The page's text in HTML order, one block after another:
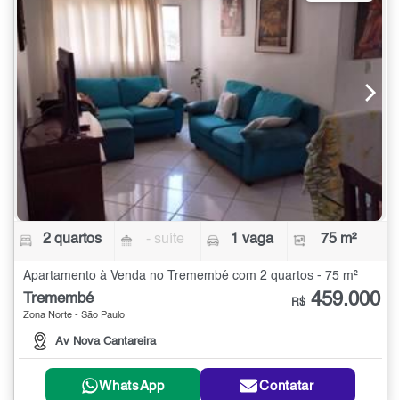
2 quartos - suíte 1 vaga 75 m²
Apartamento à Venda no Tremembé com 2 quartos - 75 m²
Tremembé
Zona Norte - São Paulo
Av Nova Cantareira
R$ 459.000
WhatsApp Contatar